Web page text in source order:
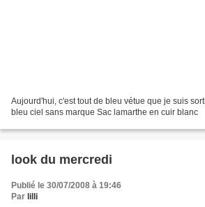
Aujourd'hui, c'est tout de bleu vétue que je suis
bleu ciel sans marque Sac lamarthe en cuir blanc
look du mercredi
Publié le 30/07/2008 à 19:46
Par lilli